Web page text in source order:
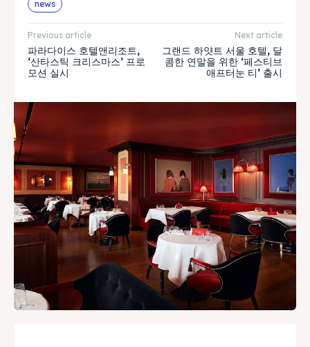
news
Previous article
파라다이스 호텔앤리조트,
‘산타스틱 크리스마스’ 프로
모션 실시
Next article
그랜드 하얏트 서울 호텔, 달
콤한 연말을 위한 ‘페스티브
애프터눈 티’ 출시